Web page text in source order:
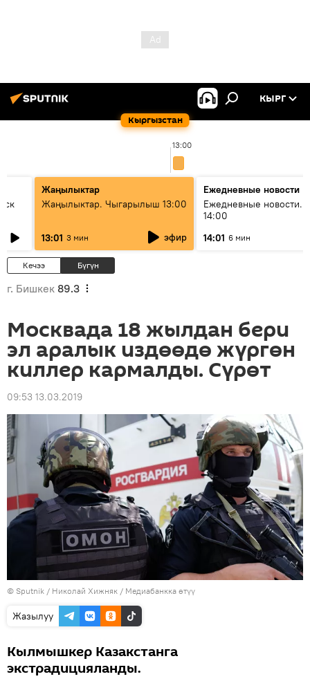
Кыргызстан
КЫРГ
13:00
Жаңылыктар
Жаңылыктар. Чыгарылыш 13:00
13:01 3 мин эфир
Ежедневные новости
Ежедневные новости.
14:00
14:01 6 мин
Кечээ Бүгүн
г. Бишкек 89.3
Москвада 18 жылдан бери
эл аралык издөөдө жүргөн
киллер кармалды. Сүрөт
09:53 13.03.2019
© Sputnik / Николай Хижняк / Медиабанкка өтүү
Жазылуу
Кылмышкер Казакстанга
экстрадицияланды.